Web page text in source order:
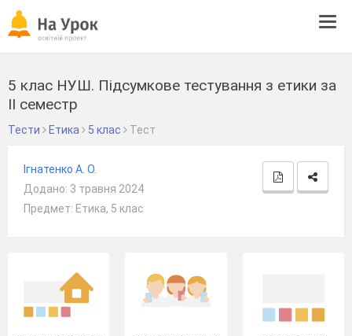
5 клас НУШ. Підсумкове тестування з етики за
ІІ семестр
Тести Етика 5 клас Тест
Ігнатенко А. О.
Додано: 3 травня 2024
Предмет: Етика, 5 клас